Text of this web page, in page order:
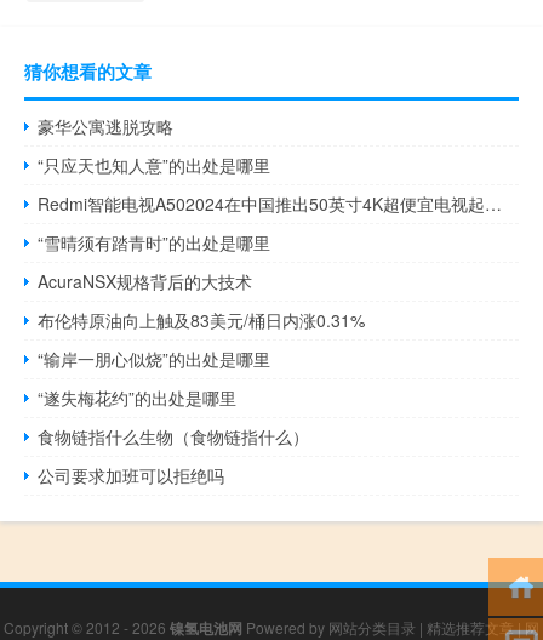
猜你想看的文章
豪华公寓逃脱攻略
“只应天也知人意”的出处是哪里
Redmi智能电视A502024在中国推出50英寸4K超便宜电视起价1349元
“雪晴须有踏青时”的出处是哪里
AcuraNSX规格背后的大技术
布伦特原油向上触及83美元/桶日内涨0.31%
“输岸一朋心似烧”的出处是哪里
“遂失梅花约”的出处是哪里
食物链指什么生物（食物链指什么）
公司要求加班可以拒绝吗
Copyright © 2012 - 2026 镍氢电池网 Powered by 网站分类目录 | 精选推荐文章|网